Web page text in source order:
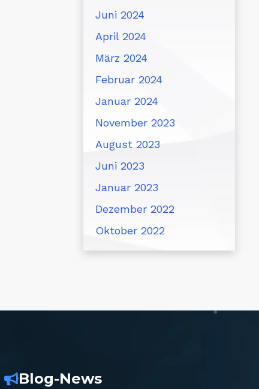
Juni 2024
April 2024
März 2024
Februar 2024
Januar 2024
November 2023
August 2023
Juni 2023
Januar 2023
Dezember 2022
Oktober 2022
Blog-News